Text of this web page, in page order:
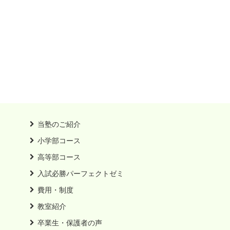
当塾のご紹介
小学部コース
高等部コース
入試必勝パーフェクトゼミ
費用・制度
教室紹介
卒業生・保護者の声